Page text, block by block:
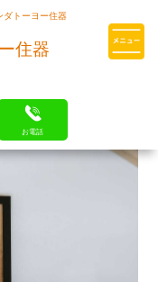
を
ダトーヨー住器
住器
お電話